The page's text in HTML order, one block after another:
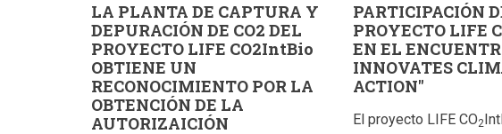
LA PLANTA DE CAPTURA Y
DEPURACIÓN DE CO2 DEL
PROYECTO LIFE CO2IntBio
OBTIENE UN
RECONOCIMIENTO POR LA
OBTENCIÓN DE LA
AUTORIZAICIÓN
PARTICIPACIÓN
PROYECTO LIFE
EN EL
INNOVATES
ACTION"
El proyecto LIFE CO2